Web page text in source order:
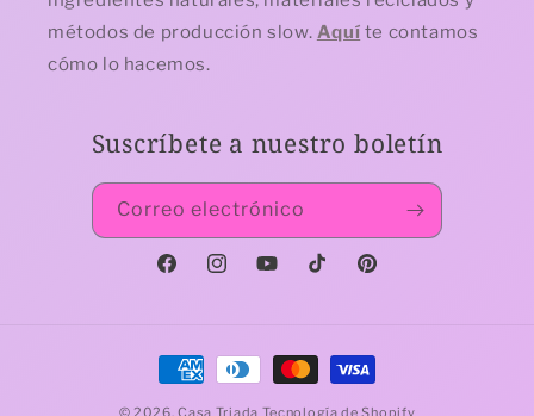
métodos de producción slow. Aquí te contamos
cómo lo hacemos.
Suscríbete a nuestro boletín
Correo electrónico
FacebookInstagramYouTubeTikTokPinterest
Formas
de